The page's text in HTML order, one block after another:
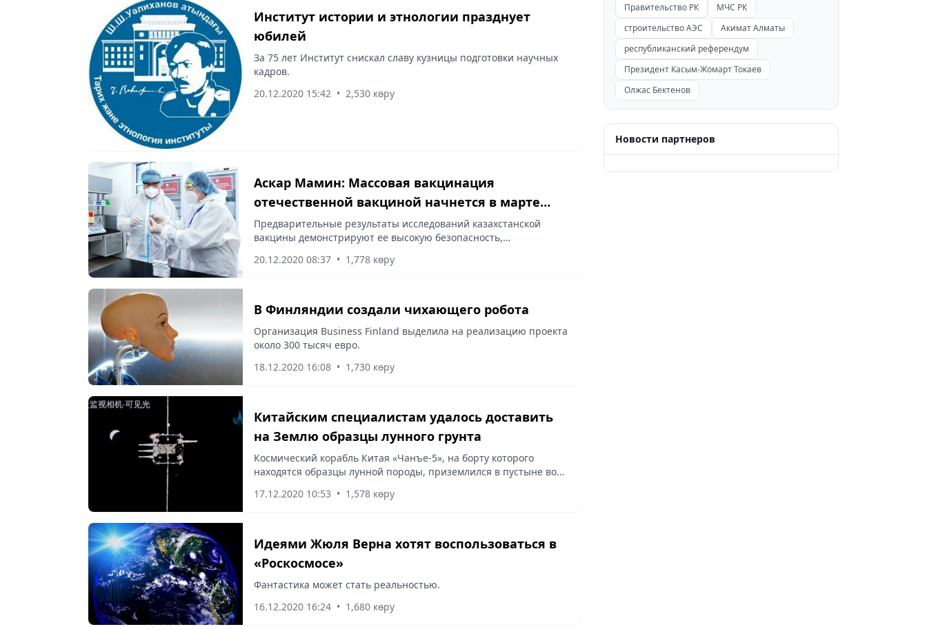
Институт истории и этнологии празднует
юбилей
За 75 лет Институт снискал славу кузницы подготовки научных
кадров.
20.12.2020 15:42 • 2,530 көру
Аскар Мамин: Массовая вакцинация
отечественной вакциной начнется в марте
2021 года
Предварительные результаты исследований казахстанской
вакцины демонстрируют ее высокую безопасность,
20.12.2020 08:37 • 1,778 көру
В Финляндии создали чихающего робота
Организация Business Finland выделила на реализацию проекта
около 300 тысяч евро.
18.12.2020 16:08 • 1,730 көру
Китайским специалистам удалось доставить
на Землю образцы лунного грунта
Космический корабль Китая «Чанъе-5», на борту которого
находятся образцы лунной породы, приземлился в пустыне во
ссыкой на BBC.COM.
17.12.2020 10:53 • 1,578 көру
Идеями Жюля Верна хотят воспользоваться в
«Роскосмосе»
Фантастика может стать реальностью.
16.12.2020 16:24 • 1,680 көру
Правительство РК
МЧС РК
строительство АЭС
Акимат Алматы
республиканский референдум
Президент Касым-Жомарт Токаев
Олжас Бектенов
Новости партнеров